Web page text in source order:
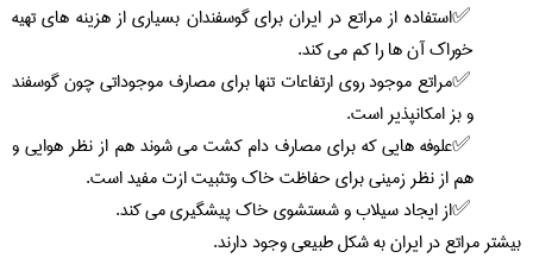
استفاده از مراتع در ایران برای گوسفندان بسیاری از هزینه های تهیه
خوراک آن ها را کم می کند.
مراتع موجود روی ارتفاعات تنها برای مصارف موجوداتی چون گوسفند
و بز امکانپذیر است.
علوفه هایی که برای مصارف دام کشت می شوند هم از نظر هوایی و
هم از نظر زمینی برای حفاظت خاك وتثبيت ازت مفید است.
از ایجاد سیلاب و شستشوی خاک پیشگیری می کند.
بیشتر مراتع در ایران به شکل طبیعی وجود دارند.